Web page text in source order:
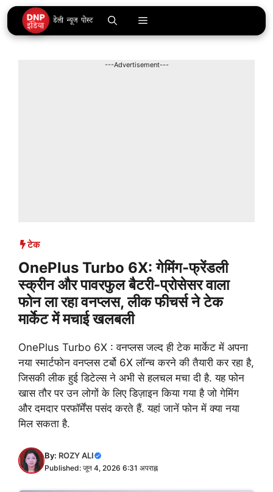
Skip
to
content
Menu
---Advertisement---
टेक
OnePlus Turbo 6X: गेमिंग-फ्रेंडली
स्क्रीन और पावरफुल बैटरी-प्रोसेसर वाला
फोन ला रहा वनप्लस, लीक फीचर्स ने टेक
मार्केट में मचाई खलबली
OnePlus Turbo 6X : वनप्लस जल्द ही टेक मार्केट में अपना
नया स्मार्टफोन वनप्लस टर्बो 6X लॉन्च करने की तैयारी कर रहा है,
जिसकी लीक हुई डिटेल्स ने अभी से हलचल मचा दी है. यह फोन
खास तौर पर उन लोगों के लिए डिज़ाइन किया गया है जो गेमिंग
और दमदार परफॉर्मेंस पसंद करते हैं. यहां जानें फोन में क्या नया
मिल सकता है.
By: ROZY ALI
Published: जून 4, 2026 6:31 अपराह्न